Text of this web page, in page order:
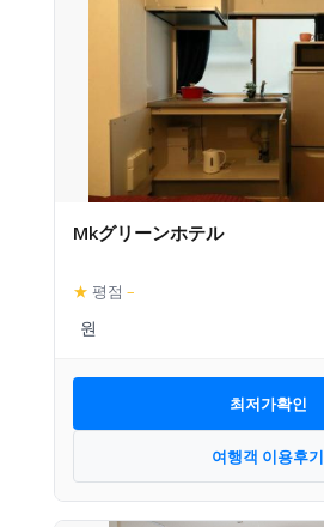
Mkグリーンホテル
★ 평점 –
최저가확인
여행객 이용후기